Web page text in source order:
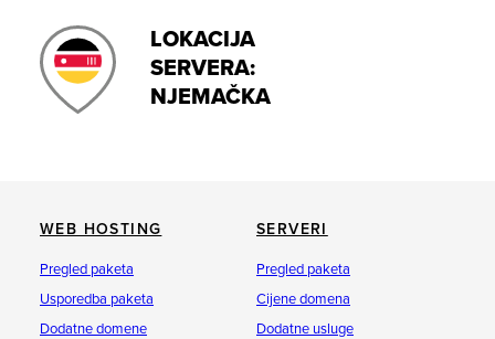
LOKACIJA
SERVERA:
NJEMAČKA
WEB HOSTING
Pregled paketa
Usporedba paketa
Dodatne domene
SERVERI
Pregled paketa
Cijene domena
Dodatne usluge